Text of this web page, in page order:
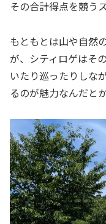
その合計得点を競う
もともとは山や自然
が、シティロゲはそ
いたり巡ったりしな
るのが魅力なんだと